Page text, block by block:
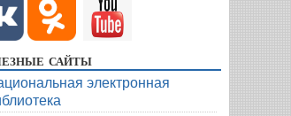
сайты
электронная